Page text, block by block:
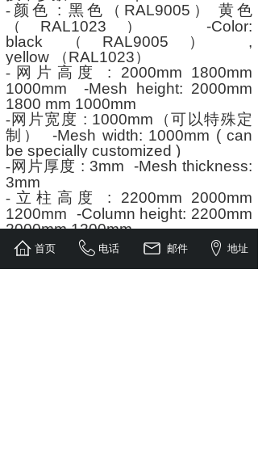
- 颜色 :黑色（ RAL9005 ） 黄色
（ RAL1023 ）-Color:
black
（ RAL9005 ） ,
yellow
（RAL1023）
- 网片高度 : 2000mm 1800mm
1000mm -Mesh height: 2000mm
1800 mm 1000mm
- 网片宽度 : 1000mm （可以特殊定
制） -Mesh width: 1000mm ( can
be specially customized )
- 网片厚度 : 3mm -Mesh thickness:
3mm
- 立柱高度 : 2200mm 2000mm
1200mm -Column height: 2200mm
2000mm 1200mm
立柱方管
: 20×20mm -Column
square tube: 20×20mm
首页 电话 邮件 地址